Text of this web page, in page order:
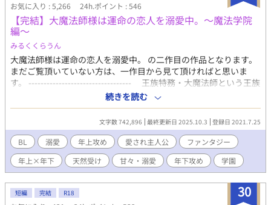
お気に入り : 5,266 24h.ポイント : 546
【完結】大魔法師様は運命の恋人を溺愛中。〜魔法学院
編〜
みるくくらうん
大魔法師様は運命の恋人を溺愛中。 の二作目の作品となります。
まだご覧頂いていない方は、一作目から見て頂ければと思いま
す。 ---------------------------------- 王族特務・大魔法師という王族
の次に高い地位を持つハイエルフ、リヒト・シュヴァリエ。 銀
髪碧眼で容姿端麗、シュヴァリエ家の当主として王都最大の図書
館“ミスティルティン魔法図書館”を運営しながらも、時には危険
を伴う王族特務の仕事をこなす優秀なリヒト。 ある日、親を亡
くし奴隷として過ごしていた北部出身のフィン・ステラと出会っ
てからは、溺愛の限りを尽く日々を送っていた。 フィンは、天
然で騙されやすいピュアな少年だが、一度読んだ本の内容を忘れ
る事が無いという天才頭脳の持ち主。 トラブルはあったが、王
都三大名門の”ミネルウァ・エクラ高等魔法学院“に首席で入学す
ることが出来た。 リヒトから溺愛されながら、魔法学院に通う
続きを読む
文字数 742,896 最終更新日 2025.10.3 登録日 2021.7.25
BL 溺愛 年上攻め 愛され主人公
ファンタジー
年上×年下
天然受け 甘々・溺愛 年下攻め 学園
30
短編 完結 R18